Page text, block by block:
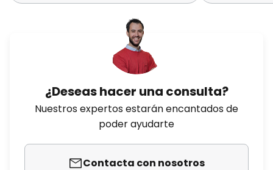
¿Deseas hacer una consulta?
Nuestros expertos estarán encantados de
poder ayudarte
Contacta con nosotros